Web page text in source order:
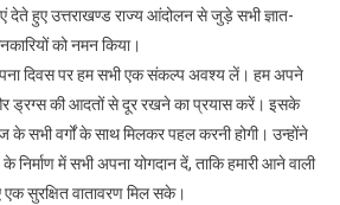
देते हुए उत्तराखण्ड राज्य आंदोलन से जुड़े सभी ज्ञात-
को नमन किया।
दिवस पर हम सभी एक संकल्प अवश्य लें। हम अपने
ड्रग्स की आदतों से दूर रखने का प्रयास करें। इसके
के सभी वर्गों के साथ मिलकर पहल करनी होगी। उन्होंने
निर्माण में सभी अपना योगदान दें, ताकि हमारी आने वाली
एक सुरक्षित वातावरण मिल सके।